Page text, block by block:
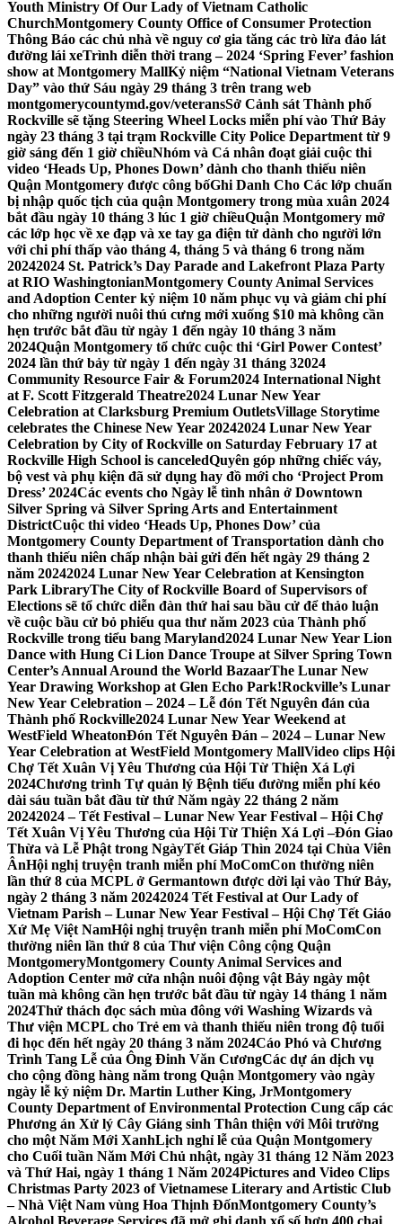
Youth Ministry Of Our Lady of Vietnam Catholic
ChurchMontgomery County Office of Consumer Protection
Thông Báo các chủ nhà về nguy cơ gia tăng các trò lừa đảo lát
đường lái xeTrình diễn thời trang – 2024 ‘Spring Fever’ fashion
show at Montgomery MallKỷ niệm “National Vietnam Veterans
Day” vào thứ Sáu ngày 29 tháng 3 trên trang web
montgomerycountymd.gov/veteransSở Cảnh sát Thành phố
Rockville sẽ tặng Steering Wheel Locks miễn phí vào Thứ Bảy
ngày 23 tháng 3 tại trạm Rockville City Police Department từ 9
giờ sáng đến 1 giờ chiềuNhóm và Cá nhân đoạt giải cuộc thi
video ‘Heads Up, Phones Down’ dành cho thanh thiếu niên
Quận Montgomery được công bốGhi Danh Cho Các lớp chuẩn
bị nhập quốc tịch của quận Montgomery trong mùa xuân 2024
bắt đầu ngày 10 tháng 3 lúc 1 giờ chiềuQuận Montgomery mở
các lớp học về xe đạp và xe tay ga điện tử dành cho người lớn
với chi phí thấp vào tháng 4, tháng 5 và tháng 6 trong năm
20242024 St. Patrick’s Day Parade and Lakefront Plaza Party
at RIO WashingtonianMontgomery County Animal Services
and Adoption Center kỷ niệm 10 năm phục vụ và giảm chi phí
cho những người nuôi thú cưng mới xuống $10 mà không cần
hẹn trước bắt đầu từ ngày 1 đến ngày 10 tháng 3 năm
2024Quận Montgomery tổ chức cuộc thi ‘Girl Power Contest’
2024 lần thứ bảy từ ngày 1 đến ngày 31 tháng 32024
Community Resource Fair & Forum2024 International Night
at F. Scott Fitzgerald Theatre2024 Lunar New Year
Celebration at Clarksburg Premium OutletsVillage Storytime
celebrates the Chinese New Year 20242024 Lunar New Year
Celebration by City of Rockville on Saturday February 17 at
Rockville High School is canceledQuyên góp những chiếc váy,
bộ vest và phụ kiện đã sử dụng hay đồ mới cho ‘Project Prom
Dress’ 2024Các events cho Ngày lễ tình nhân ở Downtown
Silver Spring và Silver Spring Arts and Entertainment
DistrictCuộc thi video ‘Heads Up, Phones Dow’ của
Montgomery County Department of Transportation dành cho
thanh thiếu niên chấp nhận bài gửi đến hết ngày 29 tháng 2
năm 20242024 Lunar New Year Celebration at Kensington
Park LibraryThe City of Rockville Board of Supervisors of
Elections sẽ tổ chức diễn đàn thứ hai sau bầu cử để thảo luận
về cuộc bầu cử bỏ phiếu qua thư năm 2023 của Thành phố
Rockville trong tiểu bang Maryland2024 Lunar New Year Lion
Dance with Hung Ci Lion Dance Troupe at Silver Spring Town
Center’s Annual Around the World BazaarThe Lunar New
Year Drawing Workshop at Glen Echo Park!Rockville’s Lunar
New Year Celebration – 2024 – Lễ đón Tết Nguyên đán của
Thành phố Rockville2024 Lunar New Year Weekend at
WestField WheatonĐón Tết Nguyên Đán – 2024 – Lunar New
Year Celebration at WestField Montgomery MallVideo clips Hội
Chợ Tết Xuân Vị Yêu Thương của Hội Từ Thiện Xá Lợi
2024Chương trình Tự quản lý Bệnh tiểu đường miễn phí kéo
dài sáu tuần bắt đầu từ thứ Năm ngày 22 tháng 2 năm
20242024 – Tết Festival – Lunar New Year Festival – Hội Chợ
Tết Xuân Vị Yêu Thương của Hội Từ Thiện Xá Lợi –Đón Giao
Thừa và Lễ Phật trong NgàyTết Giáp Thìn 2024 tại Chùa Viên
ÂnHội nghị truyện tranh miễn phí MoComCon thường niên
lần thứ 8 của MCPL ở Germantown được dời lại vào Thứ Bảy,
ngày 2 tháng 3 năm 20242024 Tết Festival at Our Lady of
Vietnam Parish – Lunar New Year Festival – Hội Chợ Tết Giáo
Xứ Mẹ Việt NamHội nghị truyện tranh miễn phí MoComCon
thường niên lần thứ 8 của Thư viện Công cộng Quận
MontgomeryMontgomery County Animal Services and
Adoption Center mở cửa nhận nuôi động vật Bảy ngày một
tuần mà không cần hẹn trước bắt đầu từ ngày 14 tháng 1 năm
2024Thử thách đọc sách mùa đông với Washing Wizards và
Thư viện MCPL cho Trẻ em và thanh thiếu niên trong độ tuổi
đi học đến hết ngày 20 tháng 3 năm 2024Cáo Phó và Chương
Trình Tang Lễ của Ông Đinh Văn CươngCác dự án dịch vụ
cho cộng đồng hàng năm trong Quận Montgomery vào ngày
ngày lễ kỷ niệm Dr. Martin Luther King, JrMontgomery
County Department of Environmental Protection Cung cấp các
Phương án Xử lý Cây Giáng sinh Thân thiện với Môi trường
cho một Năm Mới XanhLịch nghỉ lễ của Quận Montgomery
cho Cuối tuần Năm Mới Chủ nhật, ngày 31 tháng 12 Năm 2023
và Thứ Hai, ngày 1 tháng 1 Năm 2024Pictures and Video Clips
Christmas Party 2023 of Vietnamese Literary and Artistic Club
– Nhà Việt Nam vùng Hoa Thịnh ĐốnMontgomery County’s
Alcohol Beverage Services đã mở ghi danh xổ số hơn 400 chai